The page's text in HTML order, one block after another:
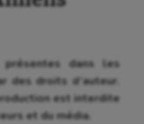
présentes dans les
des droits d’auteur.
est interdite
et du média.